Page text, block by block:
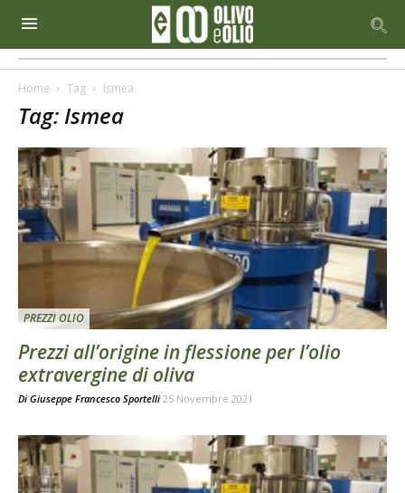
Home Tag Ismea
Tag: Ismea
PREZZI OLIO
Prezzi all’origine in flessione per l’olio
extravergine di oliva
Di Giuseppe Francesco Sportelli 25 Novembre 2021